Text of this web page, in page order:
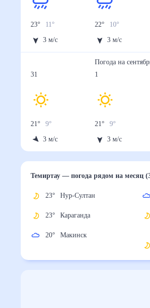
23° 11°
3 м/с
22° 10°
3 м/с
31
21° 9°
3 м/с
Погода на
1
21° 9°
3 м/с
Темиртау— погода рядомна
23° Нур-Султан
23° Караганда
20° Макинск